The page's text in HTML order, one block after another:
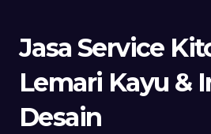
Jasa Service
Lemari Kayu &
Desain